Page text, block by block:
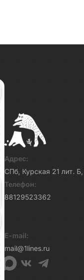
Адрес:
СПб, Курская 21 лит.
Телефон:
88129523362
E-mail:
mail@1lines.ru